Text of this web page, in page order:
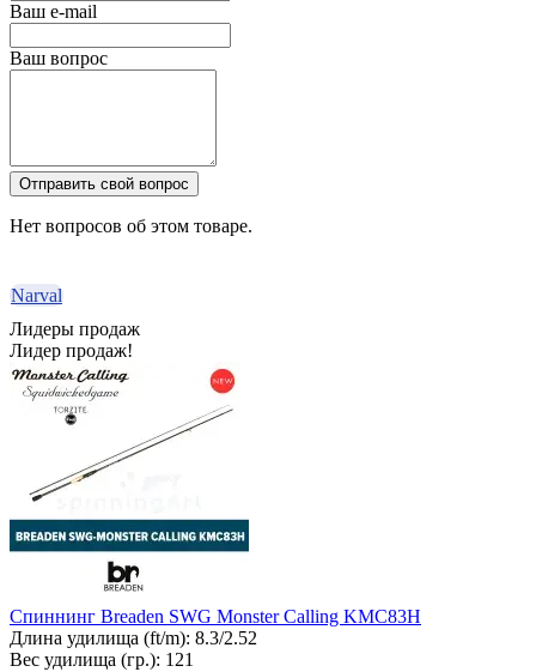
Ваш e-mail
Ваш вопрос
Отправить свой вопрос
Нет вопросов об этом товаре.
Narval
Лидеры продаж
Лидер продаж!
Спиннинг Breaden SWG Monster Calling KMC83H
Длина удилища (ft/m): 8.3/2.52
Вес удилища (гр.): 121